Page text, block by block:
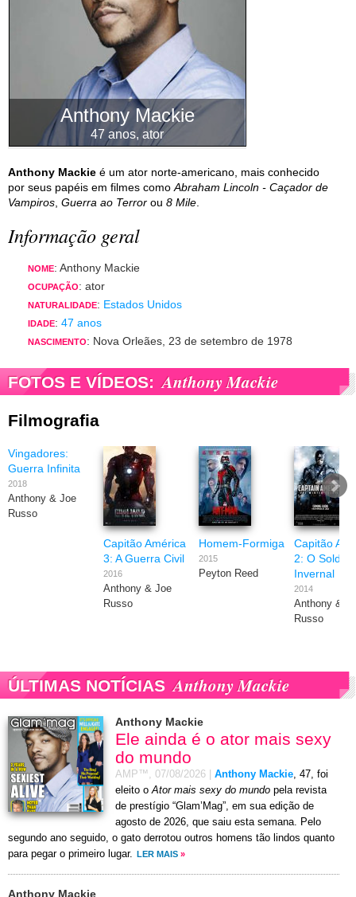
Anthony Mackie
47 anos, ator
Anthony Mackie é um ator norte-americano, mais conhecido
por seus papéis em filmes como Abraham Lincoln - Caçador de
Vampiros Guerra ao Terror ou 8 Mile
Informação geral
NOME: Anthony Mackie
OCUPAÇÃO: ator
NATURALIDADE: Estados Unidos
IDADE: 47 anos
NASCIMENTO: Nova Orleães, 23 de setembro de 1978
FOTOS E VÍDEOS: Anthony Mackie
Filmografia
Vingadores:
Guerra Infinita
2018
Anthony & Joe
Russo
Capitão América
3: A Guerra Civil
2016
Anthony & Joe
Russo
Homem-Formiga
2015
Peyton Reed
Capitão
2: O
Invernal
2014
Anthony &
Russo
ÚLTIMAS NOTÍCIAS Anthony Mackie
Anthony Mackie
Ele ainda é o ator mais sexy
do mundo
AMP™, 07/08/2026 Anthony Mackie, 47, foi
eleito oAtor mais sexy do mundo pela revista
de prestígio “Glam’Mag”, em sua edição de
agosto de 2026, que saiu esta semana. Pelo
segundo ano seguido, o gato derrotou outros homens tão lindos quanto
para pegar o primeiro lugar.
LER MAIS »
Anthony Mackie